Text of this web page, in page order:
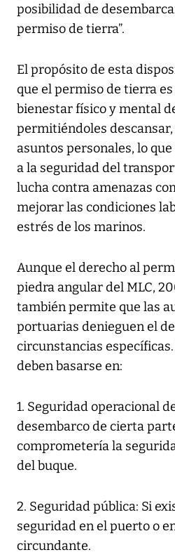
posibilidad de
permiso de tierra”.
El propósito de esta
que el permiso de tierra
bienestar físico y mental
permitiéndoles
asuntos personales, lo
a la seguridad del
lucha contra amenazas
mejorar las condiciones
estrés de los marinos.
Aunque el derecho al
piedra angular del MLC,
también permite que las
portuarias denieguen el
circunstancias
deben basarse en:
1. Seguridad operacional
desembarco de cierta
comprometería la
del buque.
2. Seguridad pública: Si
seguridad en el puerto o
circundante.